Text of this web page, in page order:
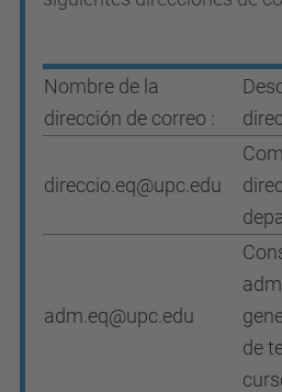
Nombre de la
dirección de correo :
direccio.eq@upc.edu
adm.eq@upc.edu
de